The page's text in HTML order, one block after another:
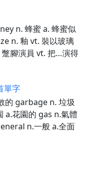
n. 蜂蜜 a. 蜂蜜似
n. 釉 vt. 裝以玻璃
腳演員 vt. 把…演得
單字
的 garbage n. 垃圾
a.花園的 gas n.氣體
n.一般 a.全面